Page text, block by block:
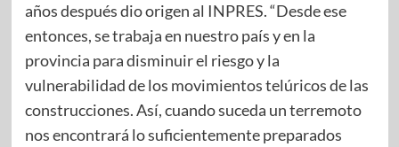
años después dio origen al INPRES. “Desde ese
entonces, se trabaja en nuestro país y en la
provincia para disminuir el riesgo y la
vulnerabilidad de los movimientos telúricos de las
construcciones. Así, cuando suceda un terremoto
nos encontrará lo suficientemente preparados